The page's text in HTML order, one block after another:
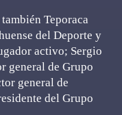
Teporaca
del Deporte y
activo; Sergio
general de Grupo
general de
del Grupo